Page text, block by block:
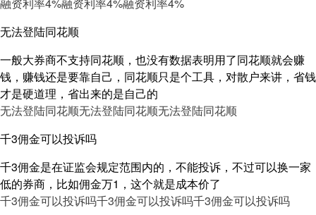
无法登陆同花顺
一般大券商不支持同花顺，也没有数据表明用了同花顺就会赚
钱，赚钱还是要靠自己，同花顺只是个工具，对散户来讲，省钱
才是硬道理，省出来的是自己的
无法登陆同花顺无法登陆同花顺无法登陆同花顺
千3佣金可以投诉吗
千3佣金是在证监会规定范围内的，不能投诉，不过可以换一家
低的券商，比如佣金万1，这个就是成本价了
千3佣金可以投诉吗千3佣金可以投诉吗千3佣金可以投诉吗